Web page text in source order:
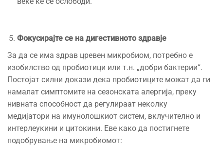
Фокусирајте се на дигестивното здравје
За да се има здрав цревен микробиом, потребно е
изобилство од пробиотици или т.н. „добри бактерии“.
Постојат силни докази дека пробиотиците можат да ги
намалат симптомите на сезонската алергија, преку
нивната способност да регулираат неколку
медијатори на имунолошкиот систем, вклучително и
интерлеукини и цитокини. Еве како да постигнете
подобрување на микробиомот: